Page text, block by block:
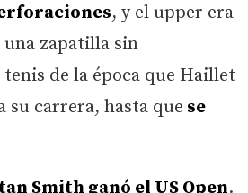
, y el upper era
zapatilla sin
de la época que Haillet
su carrera, hasta que se
Smith ganó el US Open.